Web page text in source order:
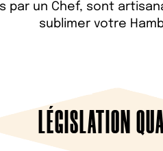
par un Chef, sont
sublimer votre
LÉGISLATION